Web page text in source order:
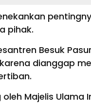
pihak.
Besuk
dianggap
Majelis Ulama